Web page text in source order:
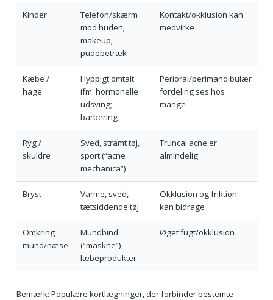
Kinder
Telefon/skærm
mod huden;
makeup;
pudebetræk
Kontakt/okklusion kan
medvirke
Kæbe /
hage
Hyppigt omtalt
ifm. hormonelle
udsving;
barbering
Perioral/perimandibulær
fordeling ses hos
mange
Ryg /
skuldre
Sved, stramt tøj,
sport (“acne
mechanica”)
Truncal acne er
almindelig
Bryst
Varme, sved,
tætsiddende tøj
Okklusion og friktion
kan bidrage
Omkring
mund/næse
Mundbind
(“maskne”),
læbeprodukter
Øget fugt/okklusion
Bemærk: Populære kortlægninger, der forbinder bestemte